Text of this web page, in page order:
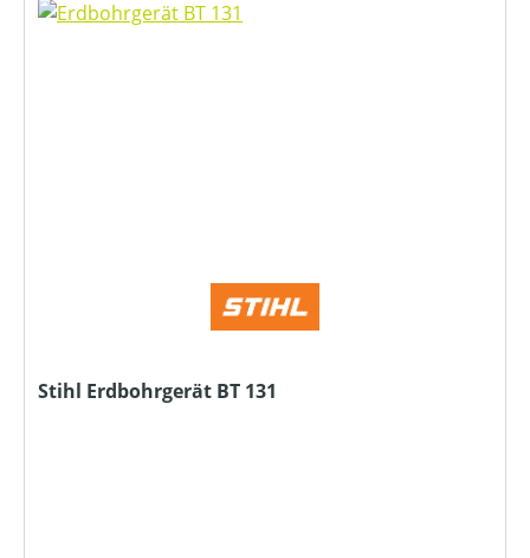
Stihl Erdbohrgerät BT 131